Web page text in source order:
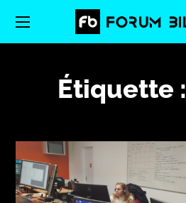
Étiquette :